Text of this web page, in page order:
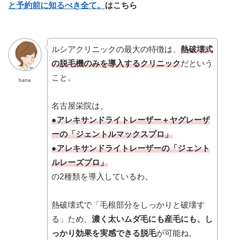
と予約前に知るべき全て。 はこちら
hana
ルシアクリニックの最大の特徴は、 熱破壊式
の脱毛機のみを導入するクリニックだという
こと。
名古屋栄院は、
●アレキサンドライトレーザー＋ヤグレーザ
ーの「ジェントルマックスプロ」
●アレキサンドライトレーザーの「ジェント
ルレーズプロ」
の2種類を導入しているわ。
熱破壊式で「毛根部分をしっかりと破壊す
る」ため、 濃く太いムダ毛にも産毛にも、し
っかり効果を実感できる脱毛が可能ね。